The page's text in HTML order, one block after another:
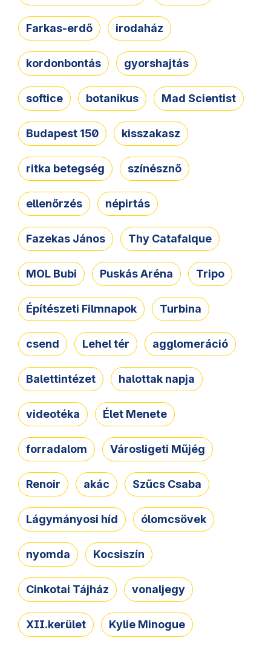
Farkas-erdő irodaház
kordonbontás gyorshajtás
softice botanikus Mad Scientist
Budapest 150 kisszakasz
ritka betegség színésznő
ellenőrzés népirtás
Fazekas János Thy Catafalque
MOL Bubi Puskás Aréna Tripo
Építészeti Filmnapok Turbina
csend Lehel tér agglomeráció
Balettintézet halottak napja
videotéka Élet Menete
forradalom Városligeti Műjég
Renoir akác Szűcs Csaba
Lágymányosi híd ólomcsövek
nyomda Kocsiszín
Cinkotai Tájház vonaljegy
XII.kerület Kylie Minogue